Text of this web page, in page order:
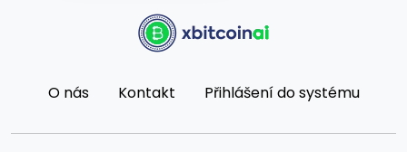
O nás Kontakt Přihlášení do systému